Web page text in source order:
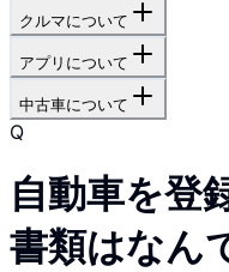
クルマについて
アプリについて
中古車について
Q
自動車を登
書類はなん